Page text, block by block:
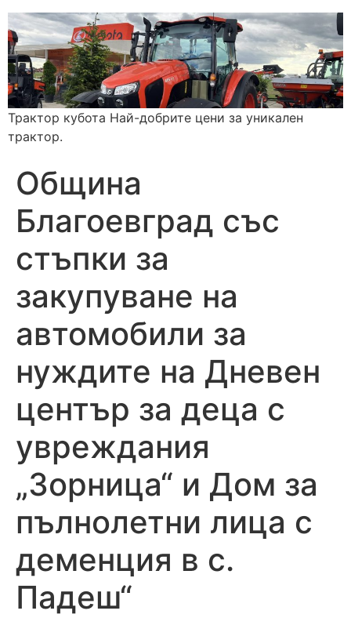
Трактор кубота Най-добрите цени за уникален
трактор.
Община
Благоевград със
стъпки за
закупуване на
автомобили за
нуждите на Дневен
център за деца с
увреждания
„Зорница“ и Дом за
пълнолетни лица с
деменция в с.
Падеш“